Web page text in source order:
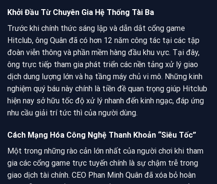
Khởi Đầu Từ Chuyên Gia Hệ Thống Tài Ba
Trước khi chính thức sáng lập và dẫn dắt cổng game
Hitclub, ông Quân đã có hơn 12 năm công tác tại các tập
đoàn viễn thông và phần mềm hàng đầu khu vực. Tại đây,
ông trực tiếp tham gia phát triển các nền tảng xử lý giao
dịch dung lượng lớn và hạ tầng máy chủ vi mô. Những kinh
nghiệm quý báu này chính là tiền đề quan trọng giúp Hitclub
hiện nay sở hữu tốc độ xử lý nhanh đến kinh ngạc, đáp ứng
nhu cầu giải trí tức thì của người dùng.
Cách Mạng Hóa Công Nghệ Thanh Khoản “Siêu Tốc”
Một trong những rào cản lớn nhất của người chơi khi tham
gia các cổng game trực tuyến chính là sự chậm trễ trong
giao dịch tài chính. CEO Phan Minh Quân đã xóa bỏ hoàn